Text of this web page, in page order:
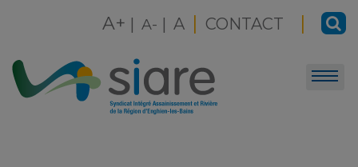
CONTACT |
A+ | A- | A |